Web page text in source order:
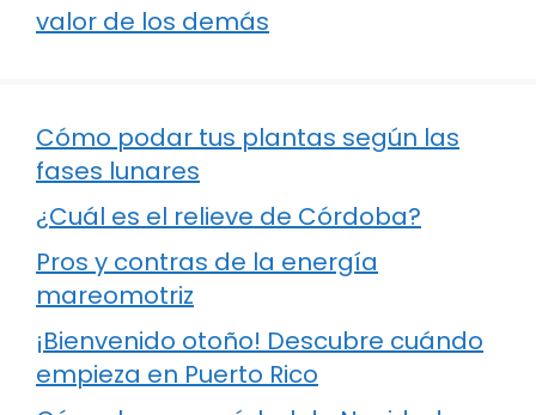
valor de los demás
Cómo podar tus plantas según las
fases lunares
¿Cuál es el relieve de Córdoba?
Pros y contras de la energía
mareomotriz
¡Bienvenido otoño! Descubre cuándo
empieza en Puerto Rico